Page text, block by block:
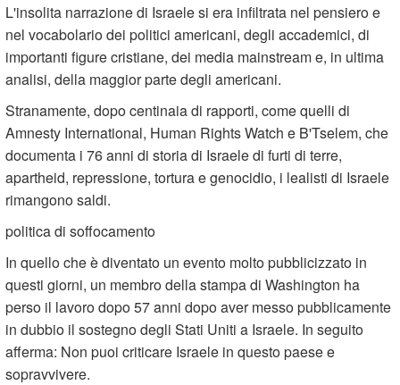
L'insolita narrazione di Israele si era infiltrata nel pensiero e
nel vocabolario dei politici americani, degli accademici, di
importanti figure cristiane, dei media mainstream e, in ultima
analisi, della maggior parte degli americani.
Stranamente, dopo centinaia di rapporti, come quelli di
Amnesty International, Human Rights Watch e B'Tselem, che
documenta i 76 anni di storia di Israele di furti di terre,
apartheid, repressione, tortura e genocidio, i lealisti di Israele
rimangono saldi.
politica di soffocamento
In quello che è diventato un evento molto pubblicizzato in
questi giorni, un membro della stampa di Washington ha
perso il lavoro dopo 57 anni dopo aver messo pubblicamente
in dubbio il sostegno degli Stati Uniti a Israele. In seguito
afferma: Non puoi criticare Israele in questo paese e
sopravvivere.